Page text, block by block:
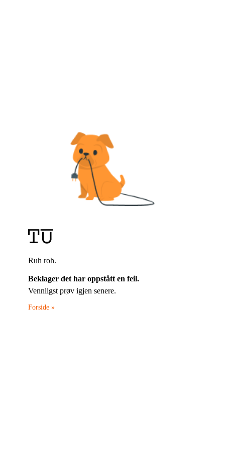
Ruh roh.
Beklager det har oppstått en feil.
Vennligst prøv igjen senere.
Forside »